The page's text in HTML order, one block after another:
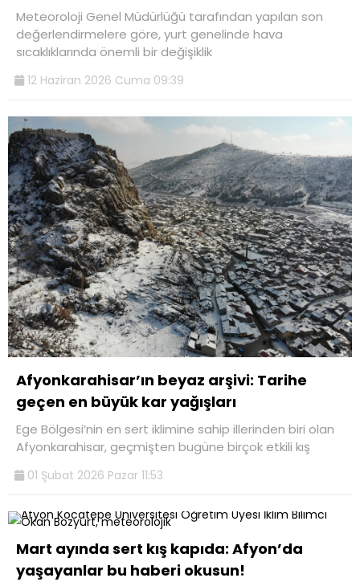
Meteoroloji Genel Müdürlüğü tarafından yapılan son
değerlendirmelere göre, yurt genelinde hava
sıcaklıklarında önemli bir değişiklik
12 Haziran 2026 Cuma 09:39
Afyonkarahisar’ın beyaz arşivi: Tarihe
geçen en büyük kar yağışları
Ege Bölgesi’nin en sert iklimine sahip illerinden biri olan
Afyonkarahisar, geçmişten bugüne birçok etkili kış
01 Şubat 2026 Pazar 11:53
Mart ayında sert kış kapıda: Afyon’da
yaşayanlar bu haberi okusun!